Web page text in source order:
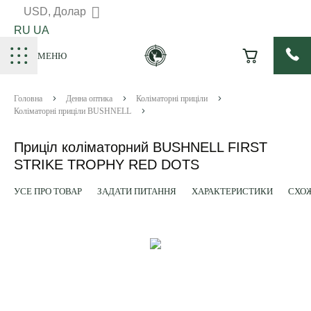
USD, Долар
RU UA
МЕНЮ
Головна Денна оптика
Коліматорні приціли
Коліматорні приціли BUSHNELL
Приціл коліматорний BUSHNELL FIRST
STRIKE TROPHY RED DOTS
УСЕ ПРО ТОВАР ЗАДАТИ ПИТАННЯ ХАРАКТЕРИСТИКИ